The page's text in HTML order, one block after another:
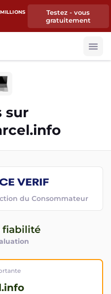
Testez - vous
gratuitement
sur
fiabilité
du Consommateur